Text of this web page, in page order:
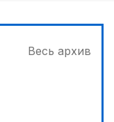
Весь архив